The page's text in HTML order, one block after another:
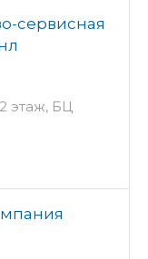
сервисная
этаж, БЦ